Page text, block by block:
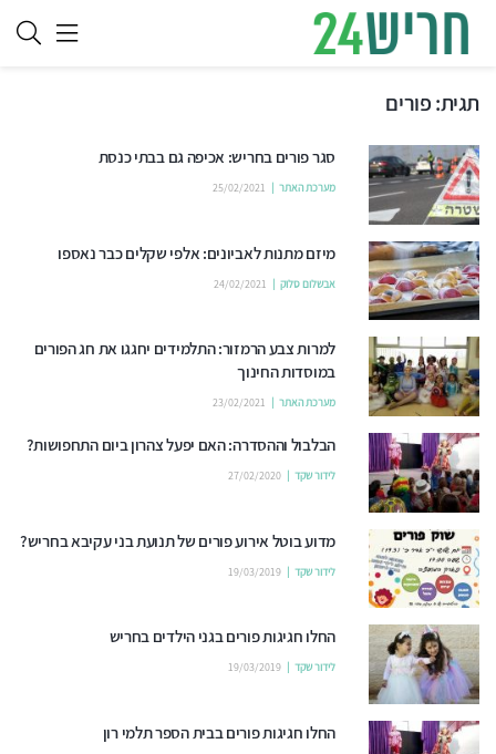
תגית:פורים
סגר פורים בחריש: אכיפה גם בבתי כנסת
מערכת האתר 25/02/2021
מיזם מתנות לאביונים: אלפי שקלים כבר נאספו
אבשלום סלוק 24/02/2021
למרות צבע הרמזור: התלמידים יחגגו את חג הפורים
במוסדות החינוך
מערכת האתר 23/02/2021
הבלבול וההסדרה: האם יפעל צהרון ביום התחפושות?
לידור שקד 27/02/2020
מדוע בוטל אירוע פורים של תנועת בני עקיבא בחריש?
לידור שקד 19/03/2019
החלו חגיגות פורים בגני הילדים בחריש
לידור שקד 19/03/2019
החלו חגיגות פורים בבית הספר תלמי רון